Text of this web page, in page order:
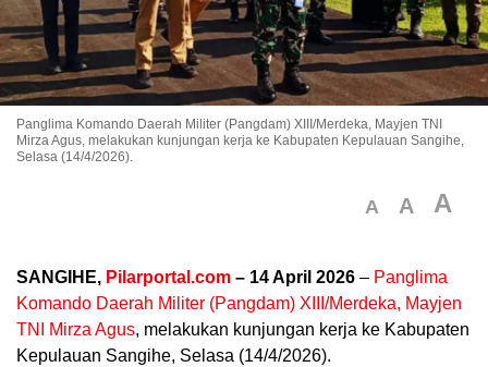
Panglima Komando Daerah Militer (Pangdam) XIII/Merdeka, Mayjen TNI
Mirza Agus, melakukan kunjungan kerja ke Kabupaten Kepulauan Sangihe,
Selasa (14/4/2026).
A A A
SANGIHE, Pilarportal.com – 14 April 2026 – Panglima
Komando Daerah Militer (Pangdam) XIII/Merdeka, Mayjen
TNI
Mirza Agus, melakukan kunjungan kerja ke Kabupaten
Kepulauan Sangihe, Selasa (14/4/2026).